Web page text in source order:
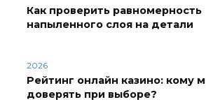
Как проверить равномерность
напыленного слоя на детали
2026
Рейтинг онлайн казино: кому
доверять при выборе?